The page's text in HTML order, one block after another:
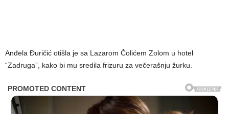
Anđela Đuričić otišla je sa Lazarom Čolićem Zolom u hotel
“Zadruga”, kako bi mu sredila frizuru za večerašnju žurku.